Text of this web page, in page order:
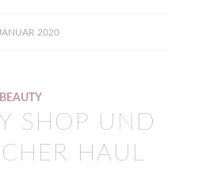
2020
BEAUTY
SHOP UND
HAUL